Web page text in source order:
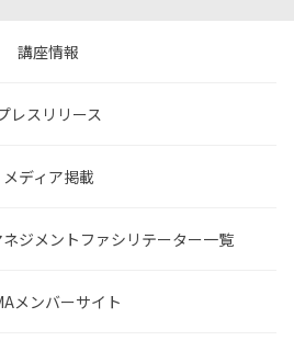
講座情報
レスリリース
メディア掲載
ジメントファシリテーター一覧
メンバーサイト